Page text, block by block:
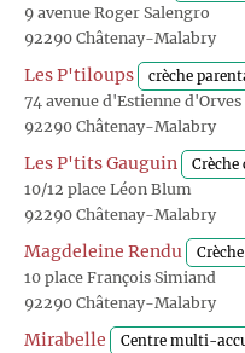
9 avenue Roger Salengro
92290 Châtenay-Malabry
Les P'tiloups crèche
74 avenue d'Estienne d'Orves
92290 Châtenay-Malabry
Les P'tits Gauguin Crèche
10/12 place Léon Blum
92290 Châtenay-Malabry
Magdeleine Rendu
10 place François Simiand
92290 Châtenay-Malabry
Mirabelle Centre multi-